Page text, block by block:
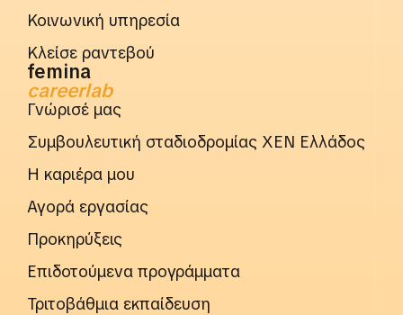
Κοινωνική υπηρεσία
Κλείσε ραντεβού
femina
careerlab
Γνώρισέ μας
Συμβουλευτική σταδιοδρομίας ΧΕΝ Ελλάδος
Η καριέρα μου
Αγορά εργασίας
Προκηρύξεις
Επιδοτούμενα προγράμματα
Τριτοβάθμια εκπαίδευση